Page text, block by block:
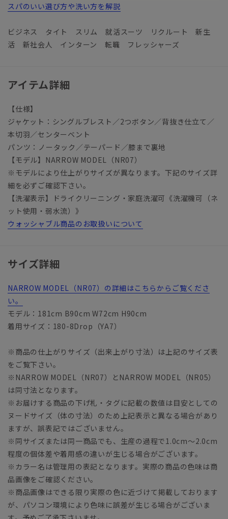
スパのいい選び方や洗い方を解説
ビジネス タイト スリム 就活スーツ リクルート 新生
活 新社会人 インターン 転職 フレッシャーズ
アイテム詳細
【仕様】
ジャケット：シングルブレスト／2つボタン／背抜き仕立て／
本切羽／センターベント
パンツ：ノータック／テーパード／膝まで裏地
【モデル】NARROW MODEL（NR07）
※モデルにより仕上がりサイズが異なります。下記のサイズ詳
細を必ずご確認下さい。
【洗濯表示】ドライクリーニング・家庭洗濯可《洗濯機可（ネ
ット使用・弱水流）》
ウォッシャブル商品のお取扱いについて
サイズ詳細
NARROW MODEL（NR07）の詳細はこちらからご覧くださ
い。
モデル：181cm B90cm W72cm H90cm
着用サイズ：180-8Drop（YA7）
※商品の仕上がりサイズ（出来上がり寸法）は上記のサイズ表
をご覧下さい。
※NARROW MODEL（NR07）とNARROW MODEL（NR05）
は同寸法となります。
※お届けする商品の下げ札・タグに記載の数値は目安としての
ヌードサイズ（体の寸法）のため上記表示と異なる場合があり
ますが、誤表記ではございません。
※同サイズまたは同一商品でも、生産の過程で1.0cm～2.0cm
程度の個体差や着用感の違いが生じる場合がございます。
※カラー名は管理用の表記となります。実際の商品の色味は商
品画像をご確認ください。
※商品画像はできる限り実際の色に近づけて掲載しております
が、パソコン環境により色味に誤差が生じる場合がございま